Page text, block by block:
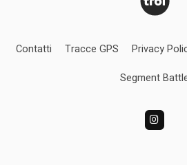
Contatti Tracce GPS Privacy
Segment